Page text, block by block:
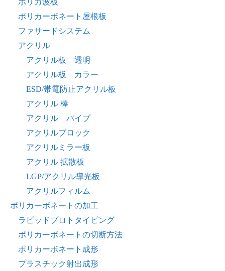
ポリカ波板
ポリカーボネート屋根板
ファサードシステム
アクリル
アクリル板 透明
アクリル板 カラー
ESD/帯電防止アクリル板
アクリル 棒
アクリル パイプ
アクリルブロック
アクリルミラー板
アクリル 拡散板
LGP/アクリル導光板
アクリルフィルム
ポリカーボネートの加工
ラピッドプロトタイピング
ポリカーボネートの切断方法
ポリカーボネート成形
プラスチック射出成形